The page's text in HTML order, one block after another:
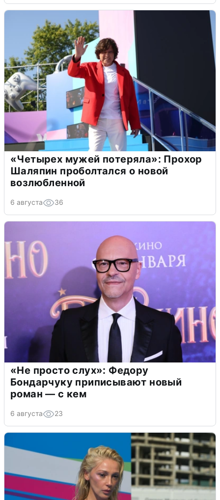
«Четырех мужей потеряла»: Прохор
Шаляпин проболтался о новой
возлюбленной
6 августа 36
«Не просто слух»: Федору
Бондарчуку приписывают новый
роман — с кем
6 августа 23